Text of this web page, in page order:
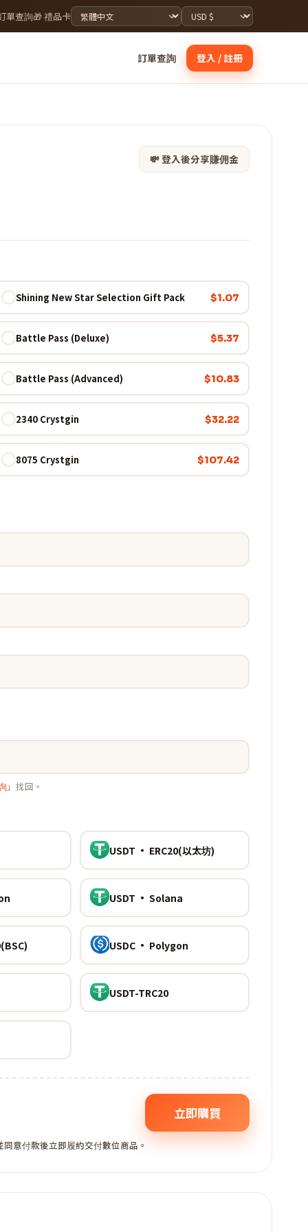
單查詢🎁 禮品卡
訂單查詢 登入 / 註冊
💸 登入後分享賺佣金
Shining New Star Selection Gift Pack $1.07
Battle Pass (Deluxe) $5.37
Battle Pass (Advanced) $10.83
2340 Crystgin $32.22
8075 Crystgin $107.42
」找回。
USDT · ERC20(以太坊)
USDT · Solana
USDC · Polygon
USDT-TRC20
立即購買
同意付款後立即履約交付數位商品。